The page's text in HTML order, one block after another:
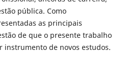
pública. Como
as principais
de que o presente trabalho
instrumento de novos estudos.